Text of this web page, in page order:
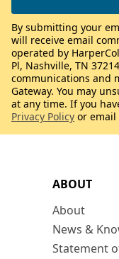
ABOUT
About
News &
Statement
By submitting your
will receive email
operated by
Pl, Nashville, TN
communications and
Gateway. You may
at any time. If you
Privacy Policy or email